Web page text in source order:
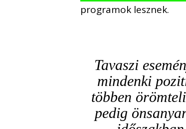
programok lesznek.
Tavaszi
mindenki
többen
pedig